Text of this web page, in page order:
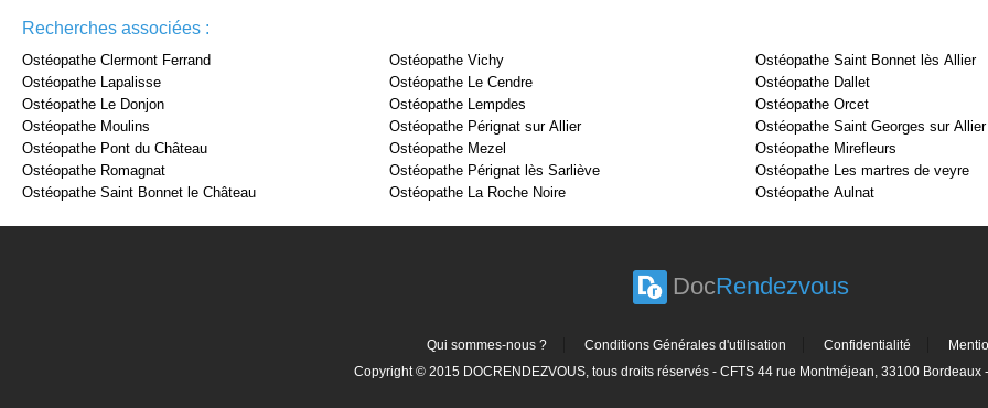
Recherches associées :
Ostéopathe Clermont Ferrand
Ostéopathe Lapalisse
Ostéopathe Le Donjon
Ostéopathe Moulins
Ostéopathe Pont du Château
Ostéopathe Romagnat
Ostéopathe Saint Bonnet le Château
Ostéopathe Vichy
Ostéopathe Le Cendre
Ostéopathe Lempdes
Ostéopathe Pérignat sur Allier
Ostéopathe Mezel
Ostéopathe Pérignat lès Sarliève
Ostéopathe La Roche Noire
Ostéopathe Saint Bonnet lès Allier
Ostéopathe Dallet
Ostéopathe Orcet
Ostéopathe Saint Georges sur Allier
Ostéopathe Mirefleurs
Ostéopathe Les martres de veyre
Ostéopathe Aulnat
DocRendezvous
Qui sommes-nous ? Conditions Générales d'utilisation Confidentialité
Copyright © 2015 DOCRENDEZVOUS, tous droits réservés - CFTS 44 rue Montméjean, 33100 Bordeaux